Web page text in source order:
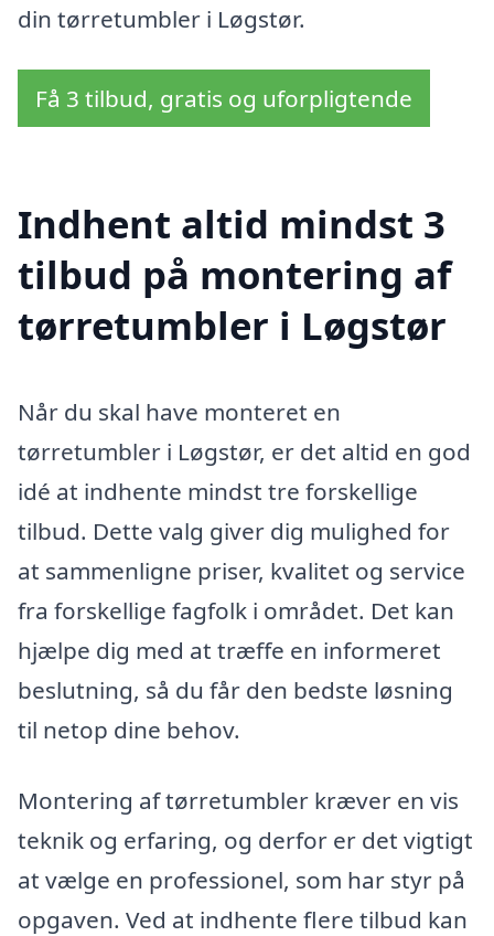
din tørretumbler i Løgstør.
Få 3 tilbud, gratis og uforpligtende
Indhent altid mindst 3
tilbud på montering af
tørretumbler i Løgstør
Når du skal have monteret en
tørretumbler i Løgstør, er det altid en god
idé at indhente mindst tre forskellige
tilbud. Dette valg giver dig mulighed for
at sammenligne priser, kvalitet og service
fra forskellige fagfolk i området. Det kan
hjælpe dig med at træffe en informeret
beslutning, så du får den bedste løsning
til netop dine behov.
Montering af tørretumbler kræver en vis
teknik og erfaring, og derfor er det vigtigt
at vælge en professionel, som har styr på
opgaven. Ved at indhente flere tilbud kan